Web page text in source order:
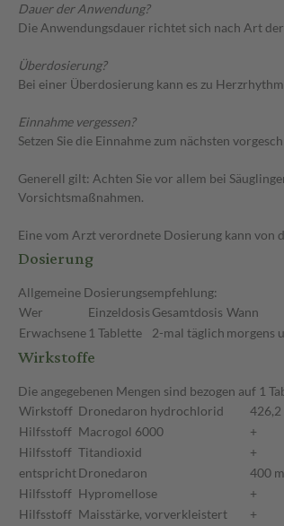
Dauer der Anwendung?
Die Anwendungsdauer richtet sich nach Art
Überdosierung?
Bei einer Überdosierung kann es zu
Einnahme vergessen?
Setzen Sie die Einnahme zum nächsten
Generell gilt: Achten Sie vor allem bei
Vorsichtsmaßnahmen.
Eine vom Arzt verordnete Dosierung kann von
Dosierung
Allgemeine Dosierungsempfehlung:
Wer
Einzeldosis Gesamtdosis Wann
Erwachsene 1 Tablette 2-mal täglich morgens
Wirkstoffe
Die angegebenen Mengen sind bezogen auf 1
Wirkstoff Dronedaron hydrochlorid
426,2
Hilfsstoff Macrogol 6000
+
Hilfsstoff Titandioxid
+
entsprichtDronedaron
400
Hilfsstoff Hypromellose
+
Hilfsstoff Maisstärke, vorverkleistert
+